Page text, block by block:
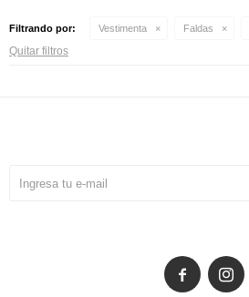
Filtrando por: Vestimenta Faldas
Quitar filtros
 